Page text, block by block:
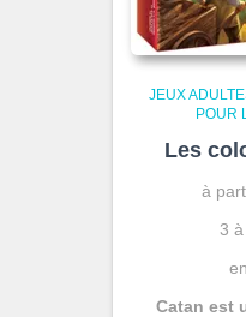
JEUX
POUR
Les
à
3
Catan est